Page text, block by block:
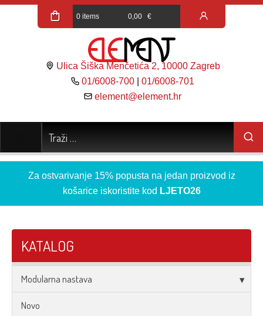
0 items 0,00 €
Ulica Šiška Menčetića 2, 10000 Zagreb
01/6008-700 |01/6008-701
element@element.hr
Za ostvarivanje 15% popusta na jedan proizvod iz
košarice iskoristite kod LJETO26
KATALOG
Modularna nastava
Novo